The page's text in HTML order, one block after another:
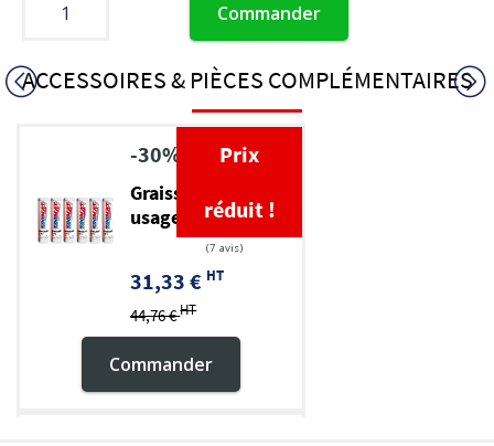
Commander
ACCESSOIRES & PIÈCES COMPLÉMENTAIRES
Graisse TP multi-
usage EP 2
31,33 € HT
44,76 €HT
Prix
réduit !
-30%
Commander